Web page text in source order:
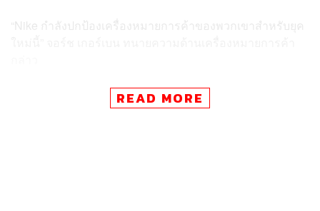
“Nike กำลังปกป้องเครื่องหมายการค้าของพวกเขาสำหรับยุค
CNBC รายงานว่า Nike ไม่ตอบสนองต่อคำร้องขอความคิด
เห็นเกี่ยวกับแผนในอนาคตในทันที อย่างไรก็ตาม คนที่คุ้นเคย
READ MORE